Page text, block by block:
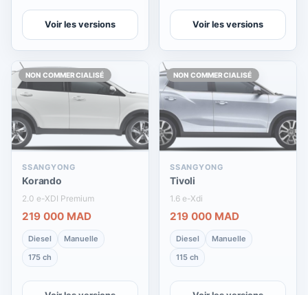
Voir les versions Voir les versions
NON COMMERCIALISÉ
SSANGYONG
Korando
2.0 e-XDI Premium
219 000 MAD
Diesel
Manuelle
175 ch
NON COMMERCIALISÉ
SSANGYONG
Tivoli
1.6 e-Xdi
219 000 MAD
Diesel
Manuelle
115 ch